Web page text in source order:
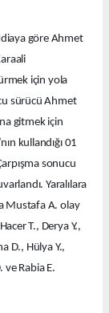
göre Ahmet
için yola
sürücü Ahmet
gitmek için
kullandığı 01
sonucu
Yaralılara
Mustafa A. olay
T., Derya Y.,
D., Hülya Y.,
ve Rabia E.